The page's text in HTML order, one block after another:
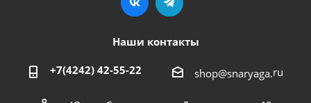
Наши контакты
+7(4242) 42-55-22 shop@snaryaga.ru